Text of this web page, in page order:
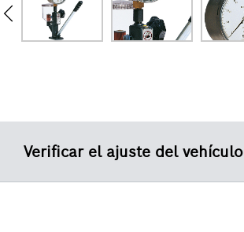
Verificar el ajuste del vehículo